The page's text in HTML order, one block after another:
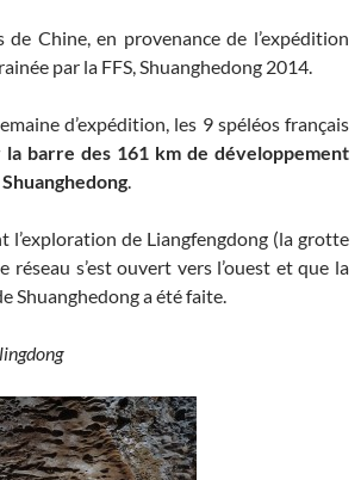
de Chine, en provenance de l’expédition
par la FFS, Shuanghedong 2014.
d’expédition, les 9 spéléos français
la barre des 161 km de développement
.
l’exploration de Liangfengdong (la grotte
réseau s’est ouvert vers l’ouest et que la
Shuanghedong a été faite.